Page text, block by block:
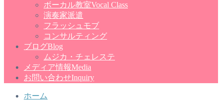
ボーカル教室Vocal Class
演奏家派遣
フラッシュモブ
コンサルティング
ブログBlog
ムジカ・チェレステ
メディア情報Media
お問い合わせInquiry
ホーム